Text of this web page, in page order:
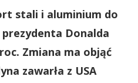
stali i aluminium do
Donalda
Zmiana ma objąć
zawarła z USA